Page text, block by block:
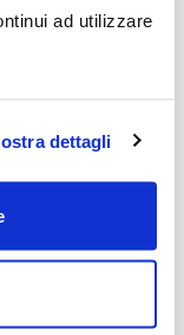
ad utilizzare
dettagli